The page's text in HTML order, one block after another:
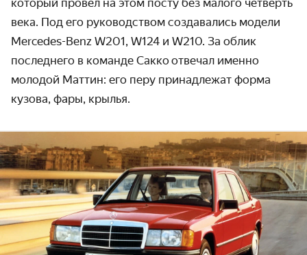
который провёл на этом посту без малого четверть
века. Под его руководством создавались модели
Mercedes-Benz W201, W124 и W210. За облик
последнего в команде Сакко отвечал именно
молодой Маттин: его перу принадлежат форма
кузова, фары, крылья.